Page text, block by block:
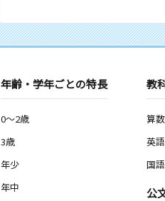
年齢・学年ごとの特長
0～2歳
3歳
年少
年中
教
算
英語
国語
公